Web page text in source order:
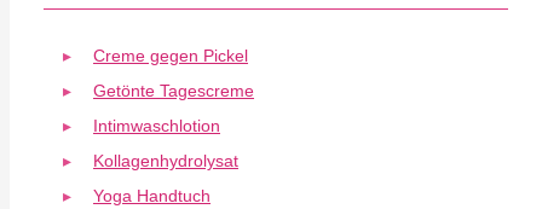
Creme gegen Pickel
Getönte Tagescreme
Intimwaschlotion
Kollagenhydrolysat
Yoga Handtuch